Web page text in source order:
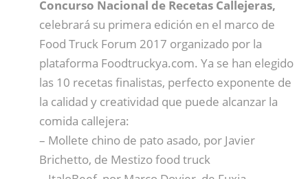
Concurso Nacional de Recetas Callejeras,
celebrará su primera edición en el marco de
Food Truck Forum 2017 organizado por la
plataforma Foodtruckya.com. Ya se han elegido
las 10 recetas finalistas, perfecto exponente de
la calidad y creatividad que puede alcanzar la
comida callejera:
– Mollete chino de pato asado, por Javier
Brichetto, de Mestizo food truck